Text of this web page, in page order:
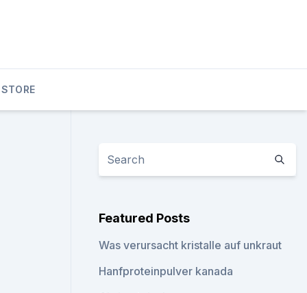
Featured Posts
Was verursacht kristalle auf unkraut
Hanfproteinpulver kanada